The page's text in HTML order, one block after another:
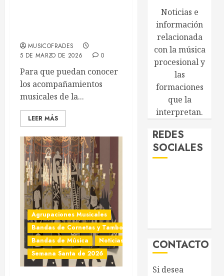
MUSICOFRADES
5 DE MARZO DE 2026
0
Para que puedan conocer
los acompañamientos
musicales de la...
LEER MÁS
Agrupaciones Musicales
Bandas de Cornetas y Tambores
Bandas de Música
Noticias
Semana Santa de 2026
Noticias e
información
relacionada
con la música
procesional y
las
formaciones
que la
interpretan.
REDES
SOCIALES
CONTACTO
Si desea